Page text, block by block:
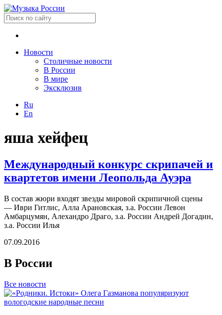
Новости
Столичные новости
В России
В мире
Эксклюзив
Ru
En
яша хейфец
Международный конкурс скрипачей и
квартетов имени Леопольда Ауэра
В состав жюри входят звезды мировой скрипичной сцены
— Иври Гитлис, Алла Арановская, з.а. России Левон
Амбарцумян, Алехандро Драго, з.а. России Андрей Догадин,
з.а. России Илья
07.09.2016
В России
Все новости